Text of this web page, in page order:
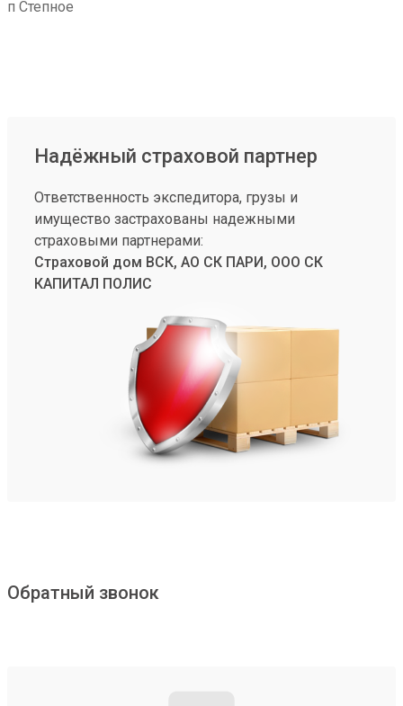
п Степное
Надёжный страховой партнер
Ответственность экспедитора, грузы и
имущество застрахованы надежными
страховыми партнерами:
Страховой дом ВСК, АО СК ПАРИ, ООО СК
КАПИТАЛ ПОЛИС
Обратный звонок